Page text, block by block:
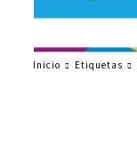
Inicio Etiquetas